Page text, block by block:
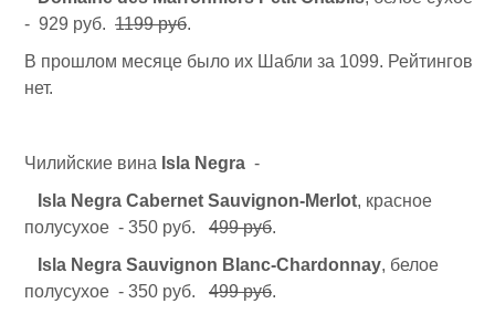
- 929 руб. 1199 руб.
В прошлом месяце было их Шабли за 1099. Рейтингов
нет.
Чилийские вина Isla Negra -
Isla Negra Cabernet Sauvignon-Merlot, красное
полусухое - 350 руб. 499 руб.
Isla Negra Sauvignon Blanc-Chardonnay, белое
полусухое - 350 руб. 499 руб.